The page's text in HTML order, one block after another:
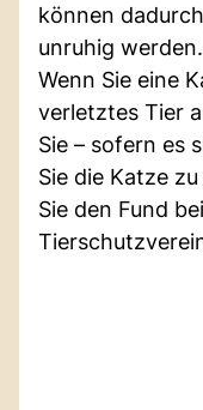
können
unruhig werden.
Wenn Sie eine
verletztes Tier
Sie – sofern es
Sie die Katze
Sie den Fund